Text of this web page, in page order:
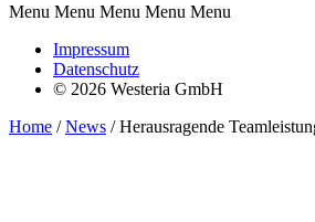
Menu Menu Menu Menu Menu
Impressum
Datenschutz
© 2026 Westeria GmbH
Home /News /Herausragende